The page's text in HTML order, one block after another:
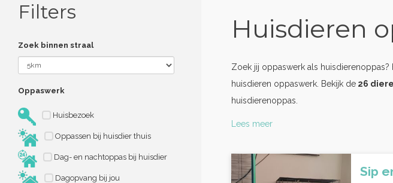
Filters
Zoek binnen straal
Oppaswerk
Huisbezoek
Oppassen bij huisdier thuis
Dag- en nachtoppas bij huisdier
Dagopvang bij jou
Huisdieren
Zoek jij oppaswerk als
huisdieren oppaswerk. Bekijk de 26
huisdierenoppas.
Lees meer
Sip